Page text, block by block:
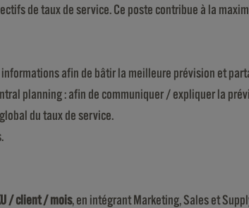
de taux de service. Ce poste contribue à la
afin de bâtir la meilleure prévision et
planning : afin de communiquer / expliquer la
du taux de service.
/ client / mois, en intégrant Marketing, Sales et